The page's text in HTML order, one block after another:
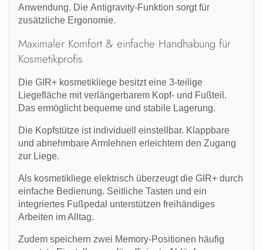
Anwendung. Die Antigravity-Funktion sorgt für
zusätzliche Ergonomie.
Maximaler Komfort & einfache Handhabung für
Kosmetikprofis
Die GIR+ kosmetikliege besitzt eine 3-teilige
Liegefläche mit verlängerbarem Kopf- und Fußteil .
Das ermöglicht bequeme und stabile Lagerung.
Die Kopfstütze ist individuell einstellbar. Klappbare
und abnehmbare Armlehnen erleichtern den Zugang
zur Liege.
Als kosmetikliege elektrisch überzeugt die GIR+ durch
einfache Bedienung. Seitliche Tasten und ein
integriertes Fußpedal unterstützen freihändiges
Arbeiten im Alltag.
Zudem speichern zwei Memory-Positionen häufig